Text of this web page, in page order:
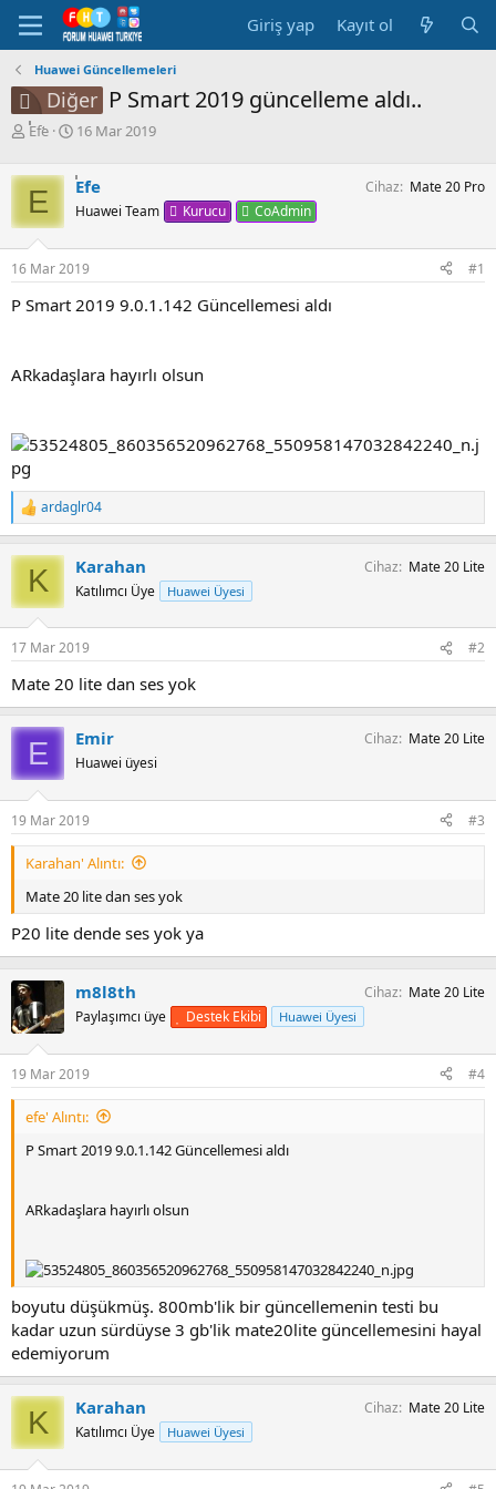
Giriş yap Kayıt ol
Huawei Güncellemeleri
Diğer P Smart 2019 güncelleme aldı..
K
b
u
y
u
b
a
ş
t
Efe
B
l
a
g
ı
ç
t
i
16 Mar 2019
E Efe
Huawei Team Kurucu CoAdmin
Cihaz Mate 20 Pro
16 Mar 2019 #1
P Smart 2019 9.0.1.142 Güncellemesi aldı
ARkadaşlara hayırlı olsun
T
e
k
l
:
ardaglr04
K Karahan
Katılımcı Üye Huawei Üyesi
Cihaz Mate 20 Lite
17 Mar 2019 #2
Mate 20 lite dan ses yok
E Emir
Huawei üyesi
Cihaz Mate 20 Lite
19 Mar 2019 #3
Karahan' Alıntı:
Mate 20 lite dan ses yok
P20 lite dende ses yok ya
m8l8th
Paylaşımcı üye Destek Ekibi Huawei Üyesi
Cihaz Mate 20 Lite
19 Mar 2019 #4
efe' Alıntı:
P Smart 2019 9.0.1.142 Güncellemesi aldı
ARkadaşlara hayırlı olsun
boyutu düşükmüş. 800mb'lik bir güncellemenin testi bu
kadar uzun sürdüyse 3 gb'lik mate20lite güncellemesini hayal
edemiyorum
K Karahan
Katılımcı Üye Huawei Üyesi
Cihaz Mate 20 Lite